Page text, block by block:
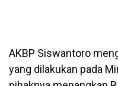
AKBP Siswantoro
yang dilakukan pada